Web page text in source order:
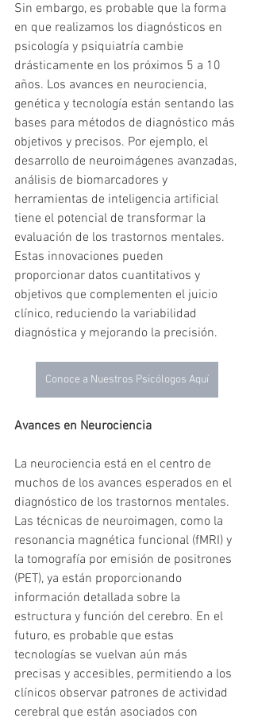
Sin embargo, es probable que la forma
en que realizamos los diagnósticos en
psicología y psiquiatría cambie
drásticamente en los próximos 5 a 10
años. Los avances en neurociencia,
genética y tecnología están sentando las
bases para métodos de diagnóstico más
objetivos y precisos. Por ejemplo, el
desarrollo de neuroimágenes avanzadas,
análisis de biomarcadores y
herramientas de inteligencia artificial
tiene el potencial de transformar la
evaluación de los trastornos mentales.
Estas innovaciones pueden
proporcionar datos cuantitativos y
objetivos que complementen el juicio
clínico, reduciendo la variabilidad
diagnóstica y mejorando la precisión.
Conoce a Nuestros Psicólogos Aquí
Avances en Neurociencia
La neurociencia está en el centro de
muchos de los avances esperados en el
diagnóstico de los trastornos mentales.
Las técnicas de neuroimagen, como la
resonancia magnética funcional (fMRI) y
la tomografía por emisión de positrones
(PET), ya están proporcionando
información detallada sobre la
estructura y función del cerebro. En el
futuro, es probable que estas
tecnologías se vuelvan aún más
precisas y accesibles, permitiendo a los
clínicos observar patrones de actividad
cerebral que están asociados con